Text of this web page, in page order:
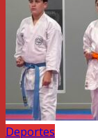
Deportes